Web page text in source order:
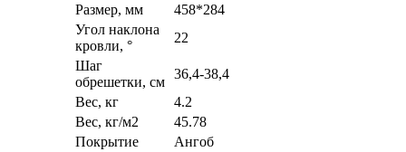
Размер, мм
458*284
Угол наклона
кровли, °
22
Шаг
обрешетки, см
36,4-38,4
Вес, кг
4.2
Вес, кг/м2
45.78
Покрытие
Ангоб